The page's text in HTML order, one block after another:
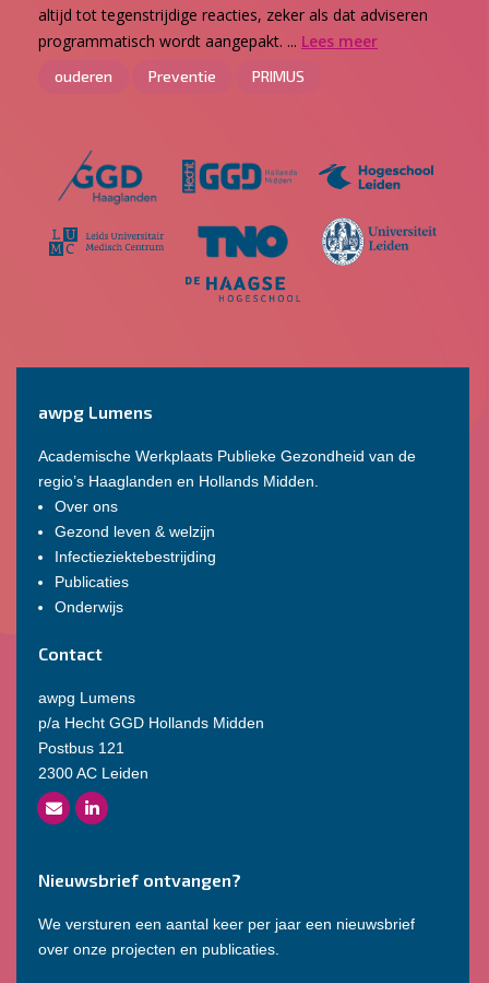
altijd tot tegenstrijdige reacties, zeker als dat adviseren
programmatisch wordt aangepakt. ... Lees meer
ouderen Preventie PRIMUS
awpg Lumens
Academische Werkplaats Publieke Gezondheid van de
regio’s Haaglanden en Hollands Midden.
Over ons
Gezond leven & welzijn
Infectieziektebestrijding
Publicaties
Onderwijs
Contact
awpg Lumens
p/a Hecht GGD Hollands Midden
Postbus 121
2300 AC Leiden
Nieuwsbrief ontvangen?
We versturen een aantal keer per jaar een nieuwsbrief
over onze projecten en publicaties.